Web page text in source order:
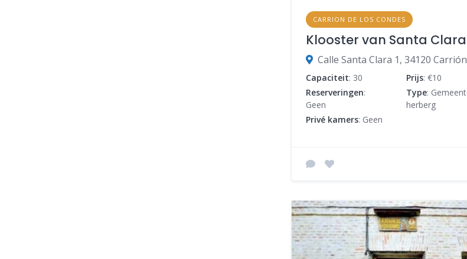
CARRION DE LOS CONDES
Klooster van Santa Clara
Capaciteit: 30 Prijs: €10
Reserveringen:
Geen
Type:
herberg
Privé kamers: Geen